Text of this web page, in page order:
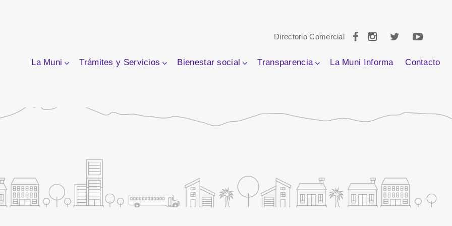
Directorio Comercial
La Muni Trámites y Servicios Bienestar social Transparencia La Muni Informa Contacto